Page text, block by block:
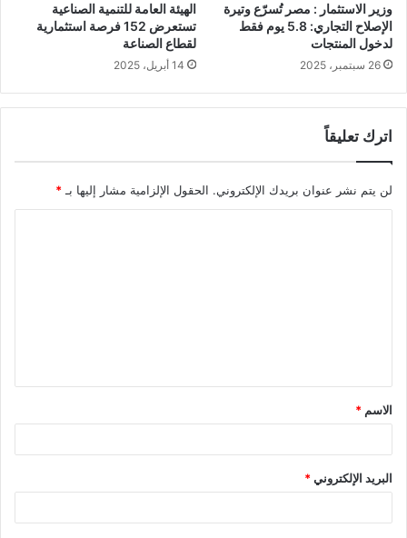
وزير الاستثمار : مصر تُسرّع وتيرة
الإصلاح التجاري: 5.8 يوم فقط
لدخول المنتجات
26 سبتمبر، 2025
الهيئة العامة للتنمية الصناعية
تستعرض 152 فرصة استثمارية
لقطاع الصناعة
14 أبريل، 2025
اترك تعليقاً
لن يتم نشر عنوان بريدك الإلكتروني. الحقول الإلزامية مشار إليها بـ*
ق
*
الاسم *
البريد الإلكتروني*